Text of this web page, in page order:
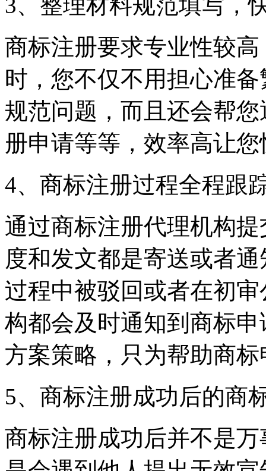
商标注册要求专业性较
时，您不仅不用担心准
规范问题，而且还会帮
册申请等等，效率高让
4、商标注册过程全程跟
通过商标注册代理机构
度和发文都是寄送或者
过程中被驳回或者在初
构都会及时通知到商标
方案策略，只为帮助商
5、商标注册成功后的商
商标注册成功后并不是